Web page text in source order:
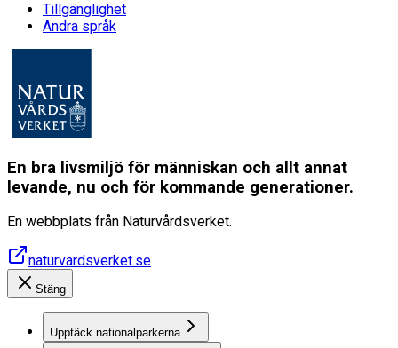
Tillgänglighet
Andra språk
En bra livsmiljö för människan och allt annat
levande, nu och för kommande generationer.
En webbplats från Naturvårdsverket.
naturvardsverket.se
Stäng
Upptäck nationalparkerna